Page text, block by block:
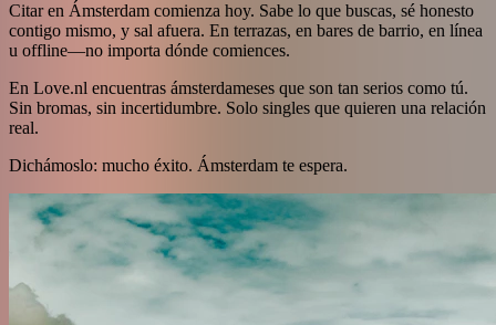
Citar en Ámsterdam comienza hoy. Sabe lo que buscas, sé honesto
contigo mismo, y sal afuera. En terrazas, en bares de barrio, en línea
u offline—no importa dónde comiences.
En Love.nl encuentras ámsterdameses que son tan serios como tú.
Sin bromas, sin incertidumbre. Solo singles que quieren una relación
real.
Dichámoslo: mucho éxito. Ámsterdam te espera.